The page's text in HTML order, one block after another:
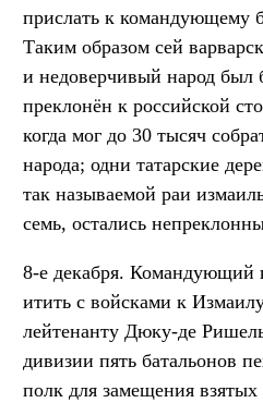
прислать к командующему
Таким образом сей
и недоверчивый народ был
преклонён к российской
когда мог до 30 тысяч
народа; одни татарские
так называемой раи
семь, остались
8-е декабря. Командующий
итить с войсками к
лейтенанту Дюку-де
дивизии пять батальонов
полк для замещения взятых